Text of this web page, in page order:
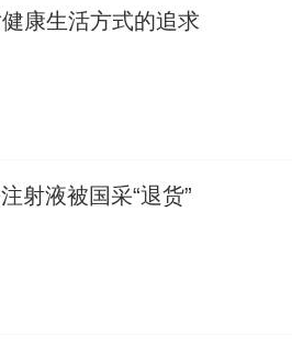
康生活方式的追求
射液被国采“退货”